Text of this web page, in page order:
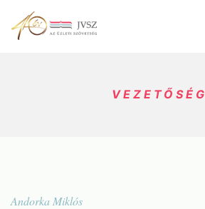
VEZETŐSÉG
Andorka Miklós